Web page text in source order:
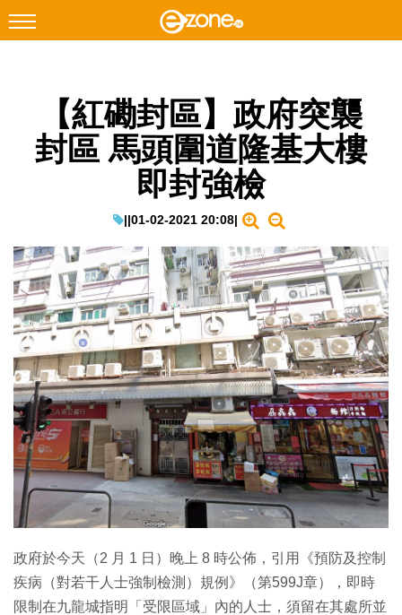
Facebook Instagram
科技焦點
教學評測
EduTech
IT Times
生成式AI與雲端應用
Enterprise Digital Transformation
特集
【紅磡封區】政府突襲
封區 馬頭圍道隆基大樓
即封強檢
||01-02-2021 20:08|
政府於今天（2 月 1 日）晚上 8 時公佈，引用《預防及控制
疾病（對若干人士強制檢測）規例》（第599J章），即時
限制在九龍城指明「受限區域」內的人士，須留在其處所並